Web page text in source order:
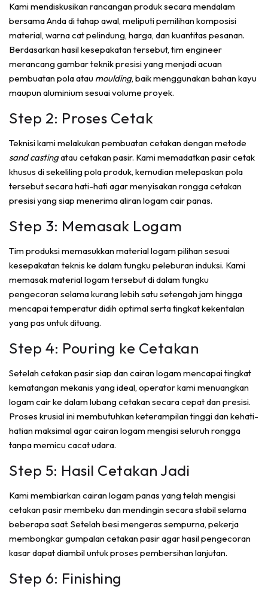
Kami mendiskusikan rancangan produk secara mendalam
bersama Anda di tahap awal, meliputi pemilihan komposisi
material, warna cat pelindung, harga, dan kuantitas pesanan.
Berdasarkan hasil kesepakatan tersebut, tim engineer
merancang gambar teknik presisi yang menjadi acuan
pembuatan pola atau moulding, baik menggunakan bahan kayu
maupun aluminium sesuai volume proyek.
Step 2: Proses Cetak
Teknisi kami melakukan pembuatan cetakan dengan metode
sand castingatau cetakan pasir. Kami memadatkan pasir cetak
khusus di sekeliling pola produk, kemudian melepaskan pola
tersebut secara hati-hati agar menyisakan rongga cetakan
presisi yang siap menerima aliran logam cair panas.
Step 3: Memasak Logam
Tim produksi memasukkan material logam pilihan sesuai
kesepakatan teknis ke dalam tungku peleburan induksi. Kami
memasak material logam tersebut di dalam tungku
pengecoran selama kurang lebih satu setengah jam hingga
mencapai temperatur didih optimal serta tingkat kekentalan
yang pas untuk dituang.
Step 4: Pouring ke Cetakan
Setelah cetakan pasir siap dan cairan logam mencapai tingkat
kematangan mekanis yang ideal, operator kami menuangkan
logam cair ke dalam lubang cetakan secara cepat dan presisi.
Proses krusial ini membutuhkan keterampilan tinggi dan kehati-
hatian maksimal agar cairan logam mengisi seluruh rongga
tanpa memicu cacat udara.
Step 5: Hasil Cetakan Jadi
Kami membiarkan cairan logam panas yang telah mengisi
cetakan pasir membeku dan mendingin secara stabil selama
beberapa saat. Setelah besi mengeras sempurna, pekerja
membongkar gumpalan cetakan pasir agar hasil pengecoran
kasar dapat diambil untuk proses pembersihan lanjutan.
Step 6: Finishing